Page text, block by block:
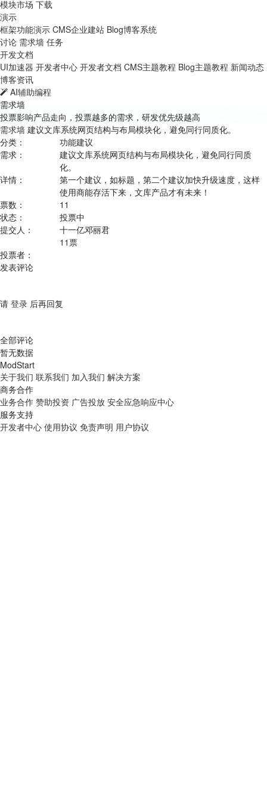
模块市场 下载
演示
框架功能演示 CMS企业建站 Blog博客系统
讨论 需求墙 任务
开发文档
UI加速器 开发者中心 开发者文档 CMS主题教程 Blog主题教程 新闻动态
博客资讯
AI辅助编程
需求墙
投票影响产品走向，投票越多的需求，研发优先级越高
需求墙 建议文库系统网页结构与布局模块化，避免同行同质化。
分类：
功能建议
需求：
建议文库系统网页结构与布局模块化，避免同行同质
化。
详情：
第一个建议，如标题，第二个建议加快升级速度，这样
使用商能存活下来，文库产品才有未来！
票数：
11
状态：
投票中
提交人：
十一亿邓丽君
11票
投票者：
发表评论
请 登录 后再回复
全部评论
暂无数据
ModStart
关于我们 联系我们 加入我们 解决方案
商务合作
业务合作 赞助投资 广告投放 安全应急响应中心
服务支持
开发者中心 使用协议 免责声明 用户协议